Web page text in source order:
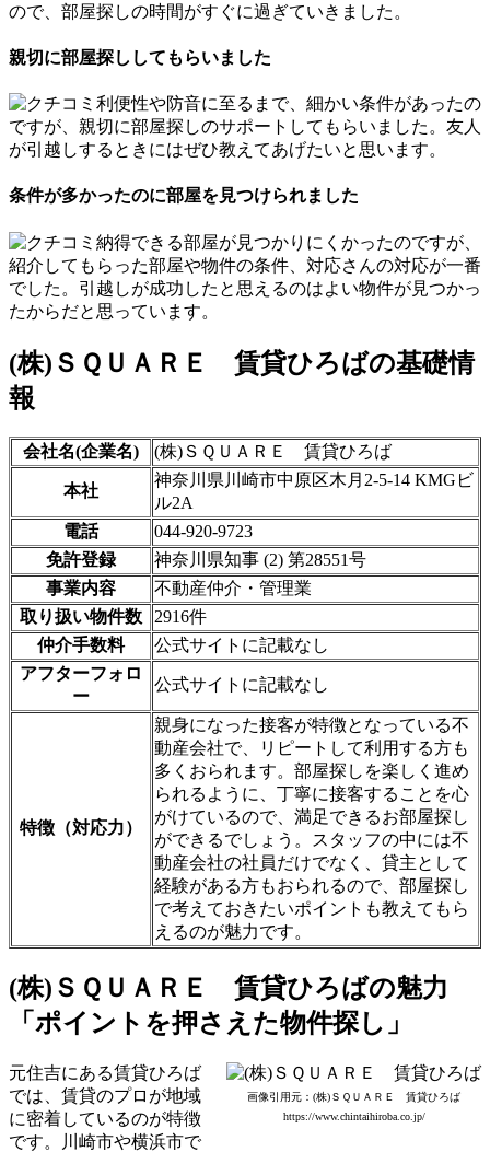
ので、部屋探しの時間がすぐに過ぎていきました。
親切に部屋探ししてもらいました
利便性や防音に至るまで、細かい条件があったの
ですが、親切に部屋探しのサポートしてもらいました。友人
が引越しするときにはぜひ教えてあげたいと思います。
条件が多かったのに部屋を見つけられました
納得できる部屋が見つかりにくかったのですが、
紹介してもらった部屋や物件の条件、対応さんの対応が一番
でした。引越しが成功したと思えるのはよい物件が見つかっ
たからだと思っています。
(株)ＳＱＵＡＲＥ 賃貸ひろばの基礎情
報
会社名(企業名) (株)ＳＱＵＡＲＥ 賃貸ひろば
本社
神奈川県川崎市中原区木月2-5-14 KMGビ
ル2A
電話
044-920-9723
免許登録
神奈川県知事 (2) 第28551号
事業内容
不動産仲介・管理業
取り扱い物件数
2916件
仲介手数料
公式サイトに記載なし
アフターフォロ
ー
公式サイトに記載なし
特徴（対応力）
親身になった接客が特徴となっている不
動産会社で、リピートして利用する方も
多くおられます。部屋探しを楽しく進め
られるように、丁寧に接客することを心
がけているので、満足できるお部屋探し
ができるでしょう。スタッフの中には不
動産会社の社員だけでなく、貸主として
経験がある方もおられるので、部屋探し
で考えておきたいポイントも教えてもら
えるのが魅力です。
(株)ＳＱＵＡＲＥ 賃貸ひろばの魅力
「ポイントを押さえた物件探し」
画像引用元：(株)ＳＱＵＡＲＥ 賃貸ひろば
https://www.chintaihiroba.co.jp/
元住吉にある賃貸ひろば
では、賃貸のプロが地域
に密着しているのが特徴
です。川崎市や横浜市で